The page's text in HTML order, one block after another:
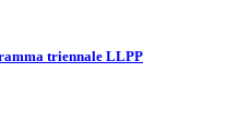
triennale LLPP